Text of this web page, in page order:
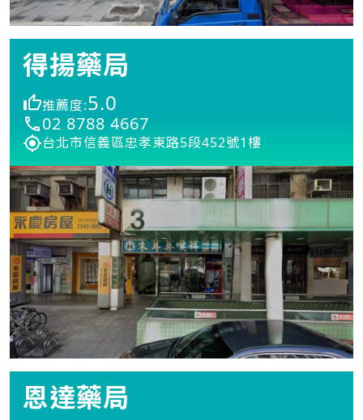
得揚藥局
推薦度:5.0
02 8788 4667
台北市信義區忠孝東路5段452號1樓
恩達藥局